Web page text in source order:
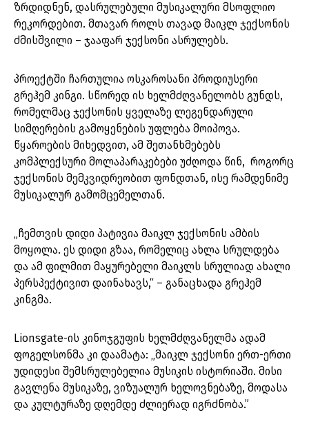
ზრდიდნენ, დასრულებული მუსიკალური მსოფლიო
რეკორდებით. მთავარ როლს თავად მაიკლ ჯექსონის
ძმისშვილი – ჯააფარ ჯექსონი ასრულებს.
პროექტში ჩართულია ოსკაროსანი პროდიუსერი
გრეჰემ კინგი. სწორედ ის ხელმძღვანელობს გუნდს,
რომელმაც ჯექსონის ყველაზე ლეგენდარული
სიმღერების გამოყენების უფლება მოიპოვა.
წყაროების მიხედვით, ამ შეთანხმებებს
კომპლექსური მოლაპარაკებები უძღოდა წინ, როგორც
ჯექსონის მემკვიდრეობით ფონდთან, ისე რამდენიმე
მუსიკალურ გამომცემელთან.
„ჩემთვის დიდი პატივია მაიკლ ჯექსონის ამბის
მოყოლა. ეს დიდი გზაა, რომელიც ახლა სრულდება
და ამ ფილმით მაყურებელი მაიკლს სრულიად ახალი
პერსპექტივით დაინახავს,“ – განაცხადა გრეჰემ
კინგმა.
Lionsgate-ის კინოჯგუფის ხელმძღვანელმა ადამ
ფოგელსონმა კი დაამატა: „მაიკლ ჯექსონი ერთ-ერთი
უდიდესი შემსრულებელია მუსიკის ისტორიაში. მისი
გავლენა მუსიკაზე, ვიზუალურ ხელოვნებაზე, მოდასა
და კულტურაზე დღემდე ძლიერად იგრძნობა.”